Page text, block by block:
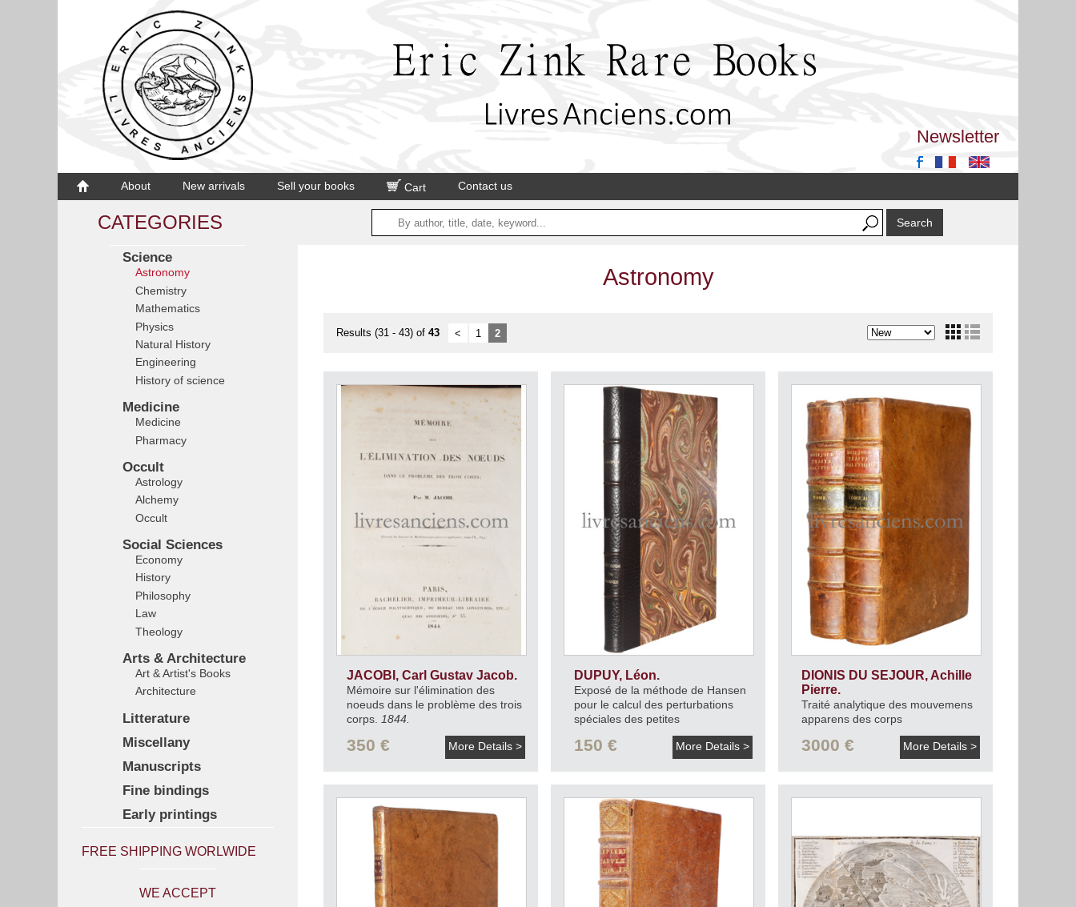
Newsletter
About New arrivals Sell your books Cart Contact us
CATEGORIES
Science
Astronomy
Chemistry
Mathematics
Physics
Natural History
Engineering
History of science
Medicine
Medicine
Pharmacy
Occult
Astrology
Alchemy
Occult
Social Sciences
Economy
History
Philosophy
Law
Theology
Arts & Architecture
Art & Artist's Books
Architecture
Litterature
Miscellany
Manuscripts
Fine bindings
Early printings
FREE SHIPPING WORLWIDE
WE ACCEPT
Astronomy
Results (31 - 43) of 43 < 1 2
JACOBI, Carl Gustav Jacob.
Mémoire sur l'élimination des
noeuds dans le problème des trois
corps.
1844.
350 € More Details >
DUPUY, Léon.
Exposé de la méthode de Hansen
pour le calcul des perturbations
spéciales des petites
150 € More Details >
DIONIS DU SEJOUR, Achille
Pierre.
Traité analytique des mouvemens
apparens des corps
1786-1789.
3000 € More Details >